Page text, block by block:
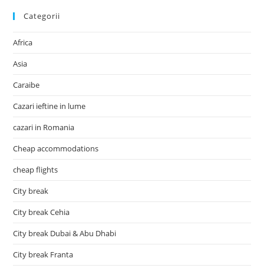
Categorii
Africa
Asia
Caraibe
Cazari ieftine in lume
cazari in Romania
Cheap accommodations
cheap flights
City break
City break Cehia
City break Dubai & Abu Dhabi
City break Franta